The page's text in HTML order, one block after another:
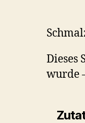
Dieses
wurde